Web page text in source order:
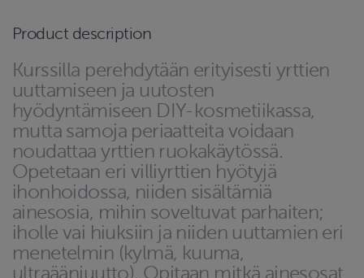
Product description
Kurssilla perehdytään erityisesti yrttien
uuttamiseen ja uutosten
hyödyntämiseen DIY-kosmetiikassa,
mutta samoja periaatteita voidaan
noudattaa yrttien ruokakäytössä.
Opetetaan eri villiyrttien hyötyjä
ihonhoidossa, niiden sisältämiä
ainesosia, mihin soveltuvat parhaiten;
iholle vai hiuksiin ja niiden uuttamien eri
menetelmin (kylmä, kuuma,
ultraääniuutto). Opitaan mitkä ainesosat